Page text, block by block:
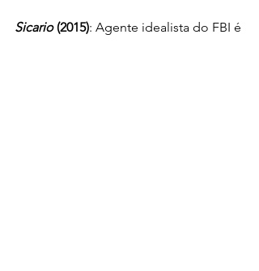
Sicario (2015): Agente idealista do FBI é